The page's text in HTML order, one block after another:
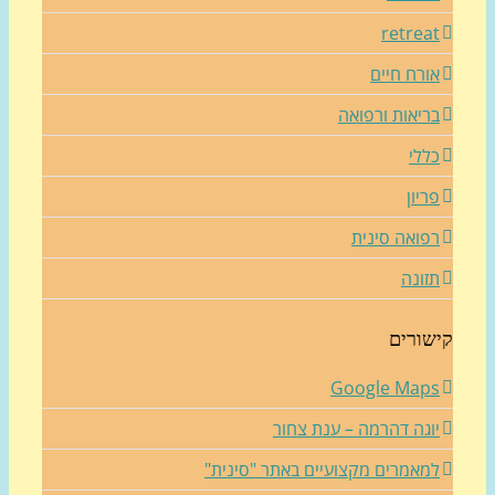
חיים
ורפואה
סינית
Google
דהרמה – ענת צחור
מקצועיים באתר "סינית"